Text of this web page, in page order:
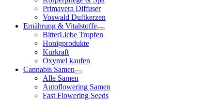
Primavera Diffuser
Voswald Duftkerzen
Ernährung & Vitalstoffe
BitterLiebe Tropfen
Honigprodukte
Kurkraft
Oxymel kaufen
Cannabis Samen
Alle Samen
Autoflowering Samen
Fast Flowering Seeds